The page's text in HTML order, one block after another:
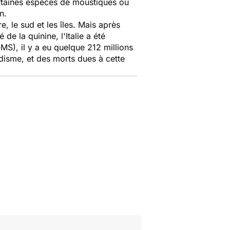
espèces de moustiques ou
le sud et les îles. Mais après
de la quinine, l'Italie a été
il y a eu quelque 212 millions
et des morts dues à cette